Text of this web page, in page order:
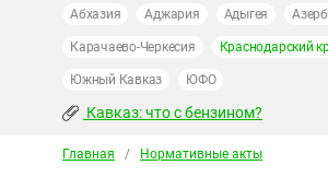
Абхазия Аджария Адыгея
Карачаево-Черкесия Краснодарский
Южный Кавказ ЮФО
Кавказ: что с бензином?
Главная / Нормативные акты